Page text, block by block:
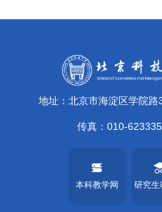
地址：北京市海淀区学院路
传真：010-
本科教学网 研究生